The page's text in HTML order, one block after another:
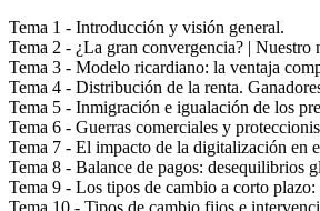
Tema 1 - Introducción y visión general.
Tema 2 - ¿La gran convergencia? | Nuestro
Tema 3 - Modelo ricardiano: la ventaja
Tema 4 - Distribución de la renta.
Tema 5 - Inmigración e igualación de los
Tema 6 - Guerras comerciales y
Tema 7 - El impacto de la digitalización en
Tema 8 - Balance de pagos: desequilibrios
Tema 9 - Los tipos de cambio a corto
Tema 10 - Tipos de cambio fijos e